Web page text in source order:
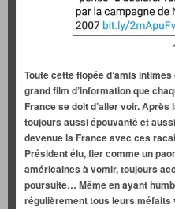
*
Toute cette flopée d’amis
grand film d’information que
France se doit d’aller voir.
toujours aussi épouvanté et
devenue la France avec ces
Président élu, fier comme un
américaines à vomir, toujours
poursuite… Même en ayant
régulièrement tous leurs méfaits